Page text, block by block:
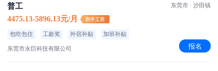
普工
4475.13-5896.13元/月
包吃包住 工龄奖 外宿补贴 加班补贴
东莞市永巨科技有限公司
东莞市 · 沙田镇
报名